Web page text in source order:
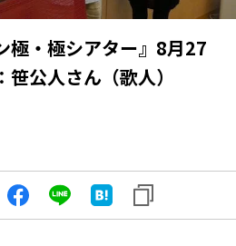
極・極シアター』8月27
公人さん（歌人）